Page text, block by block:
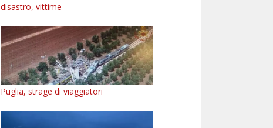
disastro, vittime
Puglia, strage di viaggiatori